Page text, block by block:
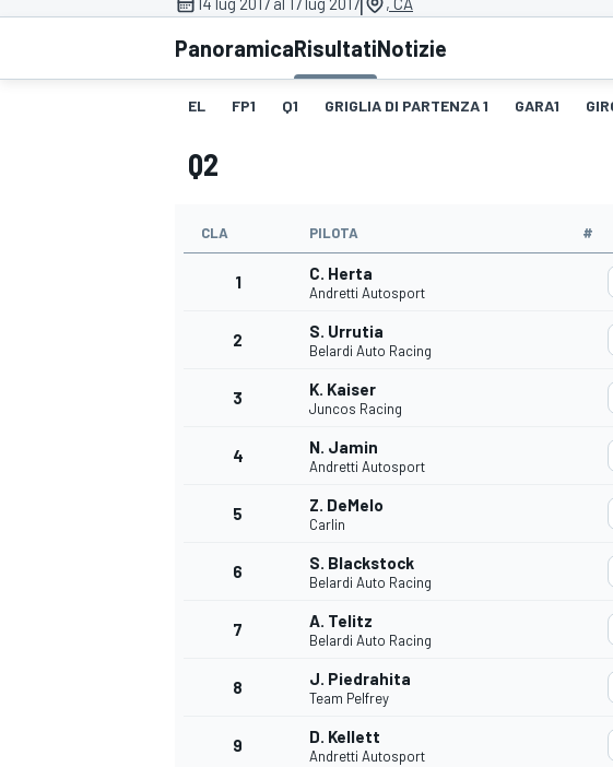
MOTOGP WEC
PanoramicaRisultatiNotizie
EL FP1 Q1 GRIGLIA DI PARTENZA 1 GARA1
Q2
CLA PILOTA #
1 C. Herta
Andretti Autosport
2 S. Urrutia
Belardi Auto Racing
3 K. Kaiser
Juncos Racing
4 N. Jamin
Andretti Autosport
5 Z. DeMelo
Carlin
6 S. Blackstock
Belardi Auto Racing
7 A. Telitz
Belardi Auto Racing
8 J. Piedrahita
Team Pelfrey
9 D. Kellett
Andretti Autosport